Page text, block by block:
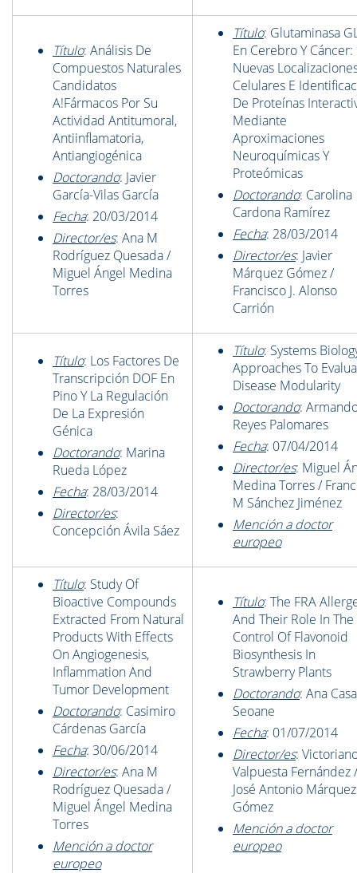
Título: Análisis De
Compuestos Naturales
Candidatos
A!Fármacos Por Su
Actividad Antitumoral,
Antiinflamatoria,
Antiangiogénica
Doctorando: Javier
García-Vilas García
Fecha: 20/03/2014
Director/es: Ana M
Rodríguez Quesada /
Miguel Ángel Medina
Torres
Título: Glutaminasa
En Cerebro Y Cáncer:
Nuevas
Celulares E
De Proteínas
Mediante
Aproximaciones
Neuroquímicas Y
Proteómicas
Doctorando: Carolina
Cardona Ramírez
Fecha: 28/03/2014
Director/es: Javier
Márquez Gómez /
Francisco J. Alonso
Carrión
Título: Los Factores De
Transcripción DOF En
Pino Y La Regulación
De La Expresión
Génica
Doctorando: Marina
Rueda López
Fecha: 28/03/2014
Director/es:
Concepción Ávila Sáez
Título: Systems
Approaches To
Disease Modularity
Doctorando:
Reyes Palomares
Fecha: 07/04/2014
Director/es: Miguel
Medina Torres /
M Sánchez Jiménez
Mención a doctor
europeo
Título: Study Of
Bioactive Compounds
Extracted From Natural
Products With Effects
On Angiogenesis,
Inflammation And
Tumor Development
Doctorando: Casimiro
Cárdenas García
Fecha: 30/06/2014
Director/es: Ana M
Rodríguez Quesada /
Miguel Ángel Medina
Torres
Mención a doctor
europeo
Título: The FRA
And Their Role In The
Control Of Flavonoid
Biosynthesis In
Strawberry Plants
Doctorando: Ana
Seoane
Fecha: 01/07/2014
Director/es:
Valpuesta Fernández /
José Antonio Márquez
Gómez
Mención a doctor
europeo